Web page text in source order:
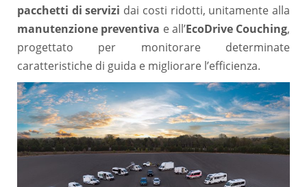
pacchetti di servizi dai costi ridotti, unitamente alla
manutenzione preventiva e all’EcoDrive Couching,
progettato per monitorare determinate
caratteristiche di guida e migliorare l’efficienza.